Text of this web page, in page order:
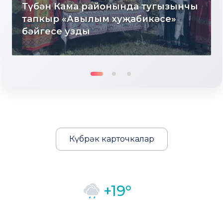
Түбән Кама районында тугызынчы
тапкыр «Авылым хуҗабикәсе»
бәйгесе узды
Күбрәк карточкалар
+19°